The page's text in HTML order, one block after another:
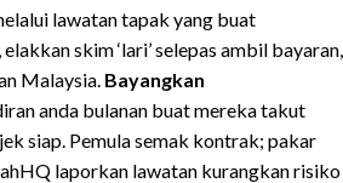
lawatan tapak yang buat
skim ‘lari’ selepas ambil bayaran,
Malaysia. Bayangkan
anda bulanan buat mereka takut
siap. Pemula semak kontrak; pakar
laporkan lawatan kurangkan risiko